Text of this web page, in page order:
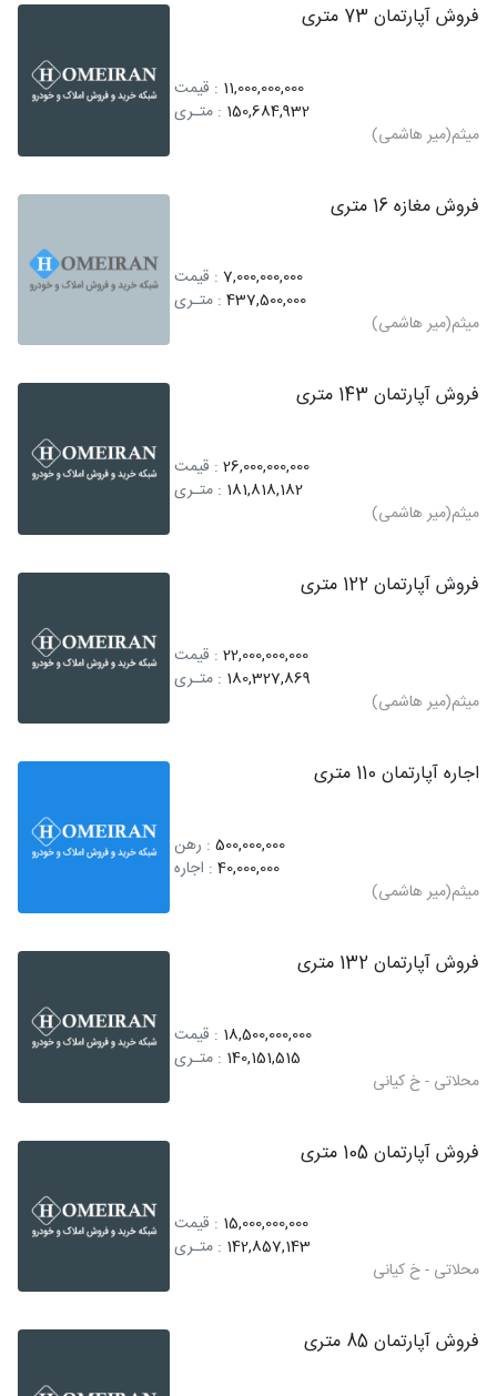
فروش آپارتمان 73 متری
11,000,000,000 : قیمت
150,684,932 : متـری
میثم(میر هاشمی)
فروش مغازه 16 متری
7,000,000,000 : قیمت
437,500,000 : متـری
میثم(میر هاشمی)
فروش آپارتمان 143 متری
26,000,000,000 : قیمت
181,818,182 : متـری
میثم(میر هاشمی)
فروش آپارتمان 122 متری
22,000,000,000 : قیمت
180,327,869 : متـری
میثم(میر هاشمی)
اجاره آپارتمان 110 متری
500,000,000 : رهن
40,000,000 : اجاره
میثم(میر هاشمی)
فروش آپارتمان 132 متری
18,500,000,000 : قیمت
140,151,515 : متـری
محلاتی - خ کیانی
فروش آپارتمان 105 متری
15,000,000,000 : قیمت
142,857,143 : متـری
محلاتی - خ کیانی
فروش آپارتمان 85 متری